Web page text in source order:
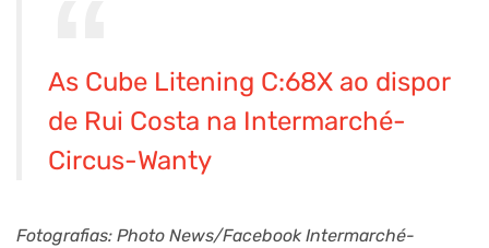
As Cube Litening C:68X ao dispor
de Rui Costa na Intermarché-
Circus-Wanty
Fotografias: Photo News/Facebook Intermarché-